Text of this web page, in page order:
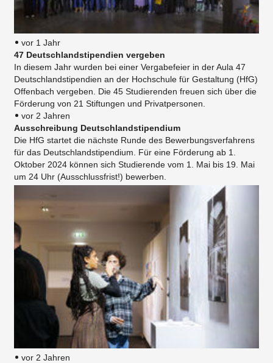
vor 1 Jahr
47 Deutschlandstipendien vergeben
In diesem Jahr wurden bei einer Vergabefeier in der Aula 47
Deutschlandstipendien an der Hochschule für Gestaltung (HfG)
Offenbach vergeben. Die 45 Studierenden freuen sich über die
Förderung von 21 Stiftungen und Privatpersonen.
vor 2 Jahren
Ausschreibung Deutschlandstipendium
Die HfG startet die nächste Runde des Bewerbungsverfahrens
für das Deutschlandstipendium. Für eine Förderung ab 1.
Oktober 2024 können sich Studierende vom 1. Mai bis 19. Mai
um 24 Uhr (Ausschlussfrist!) bewerben.
vor 2 Jahren